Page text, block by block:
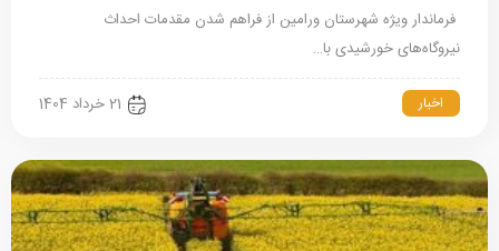
فرماندار ویژه شهرستان ورامین از فراهم شدن مقدمات احداث
نیروگاه‌های خورشیدی با…
اخبار 21 خرداد 1404